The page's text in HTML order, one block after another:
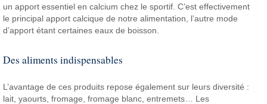
un apport essentiel en calcium chez le sportif. C’est effectivement
le principal apport calcique de notre alimentation, l’autre mode
d’apport étant certaines eaux de boisson.
Des aliments indispensables
L’avantage de ces produits repose également sur leurs diversité :
lait, yaourts, fromage, fromage blanc, entremets… Les